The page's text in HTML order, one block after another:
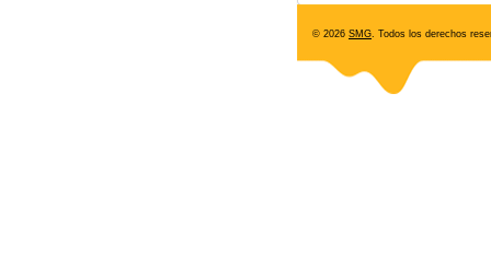
© 2026 SMG. Todos los derechos